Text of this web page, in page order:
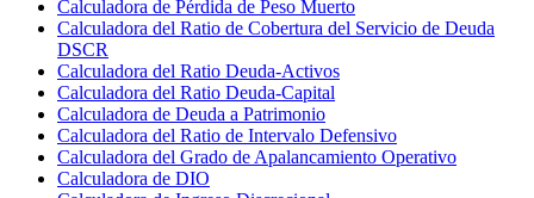
Calculadora de Pérdida de Peso Muerto
Calculadora del Ratio de Cobertura del Servicio de Deuda
DSCR
Calculadora del Ratio Deuda-Activos
Calculadora del Ratio Deuda-Capital
Calculadora de Deuda a Patrimonio
Calculadora del Ratio de Intervalo Defensivo
Calculadora del Grado de Apalancamiento Operativo
Calculadora de DIO